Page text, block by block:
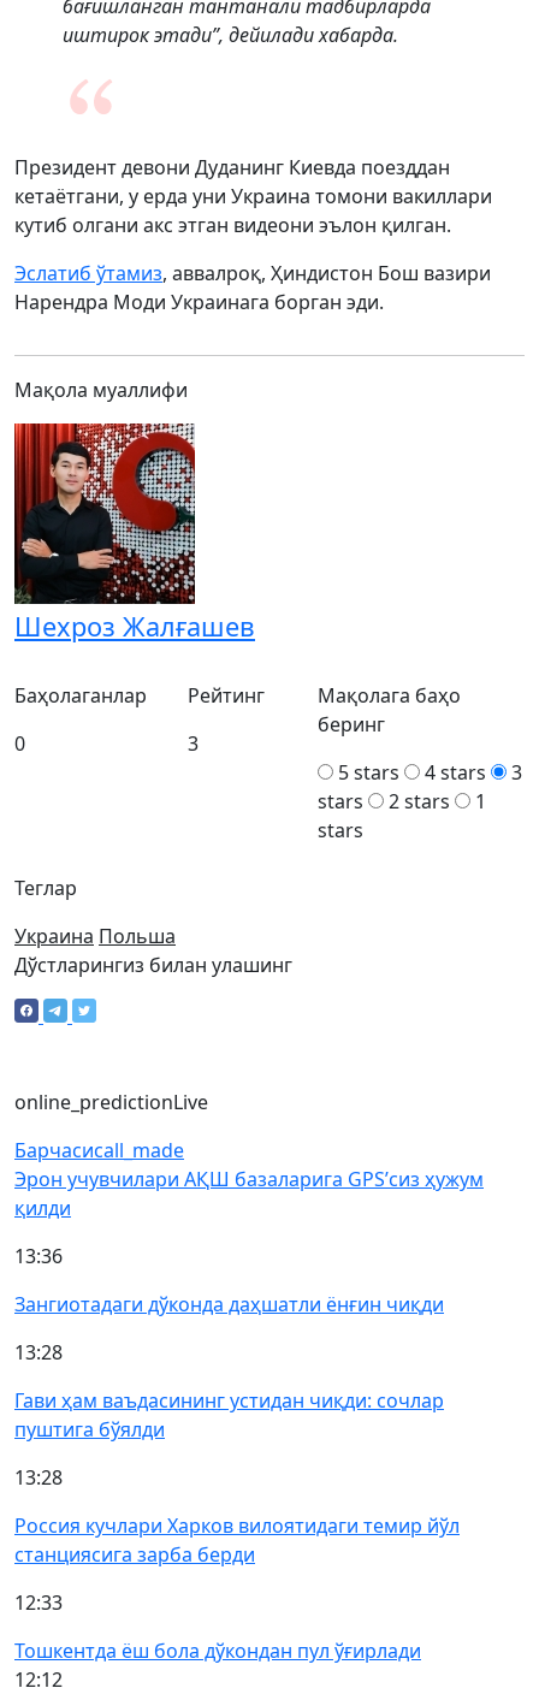
бағишланган тантанали тадбирларда
иштирок этади”, дейилади хабарда.
Президент девони Дуданинг Киевда поезддан
кетаётгани, у ерда уни Украина томони вакиллари
кутиб олгани акс этган видеони эълон қилган.
Эслатиб ўтамиз, аввалроқ, Ҳиндистон Бош вазири
Нарендра Моди Украинага борган эди.
Мақола муаллифи
Шехроз Жалғашев
Теглар
Украина Польша
Баҳолаганлар
0
Рейтинг
3
Мақолага баҳо
беринг
5 stars
4 stars
3
stars
2 stars
1
stars
Дўстларингиз билан улашинг
online_predictionLive
Барчасиcall_made
Эрон учувчилари АҚШ базаларига GPS’сиз ҳужум
қилди
13:36
Зангиотадаги дўконда даҳшатли ёнғин чиқди
13:28
Гави ҳам ваъдасининг устидан чиқди: сочлар
пуштига бўялди
13:28
Россия кучлари Харков вилоятидаги темир йўл
станциясига зарба берди
12:33
Тошкентда ёш бола дўкондан пул ўғирлади
12:12